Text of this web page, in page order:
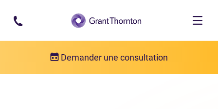
Passer au contenu principal
Demander une consultation